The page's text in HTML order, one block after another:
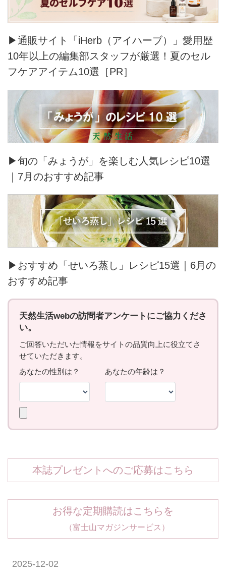
▶通販サイト「iHerb（アイハーブ）」愛用歴
10年以上の編集部スタッフが厳選！夏のセル
フケアアイテム10選［PR］
▶旬の「みょうが」を楽しむ人気レシピ10選
｜7月のおすすめ記事
▶おすすめ「せいろ蒸し」レシピ15選｜6月の
おすすめ記事
本誌プレゼントへのご応募はこちら
お得な定期購読はこちらを
（富士山マガジンサービス）
2025-12-02